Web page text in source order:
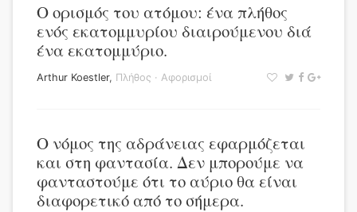
Ο ορισμός του ατόμου: ένα πλήθος
ενός εκατομμυρίου διαιρούμενου διά
ένα εκατομμύριο.
Arthur Koestler, Πλήθος · Αφορισμοί
Ο νόμος της αδράνειας εφαρμόζεται
και στη φαντασία. Δεν μπορούμε να
φανταστούμε ότι το αύριο θα είναι
διαφορετικό από το σήμερα.